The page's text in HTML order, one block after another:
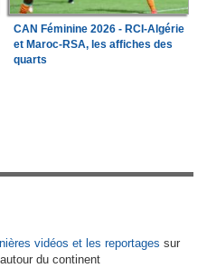
CAN Féminine 2026 - RCI-Algérie
et Maroc-RSA, les affiches des
quarts
vidéos et les reportages sur
du continent